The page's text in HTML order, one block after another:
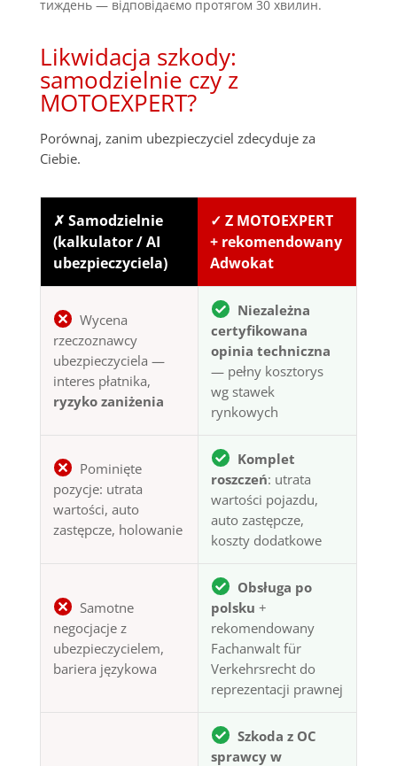
тиждень — відповідаємо протягом 30 хвилин.
Likwidacja szkody:
samodzielnie czy z
MOTOEXPERT?
Porównaj, zanim ubezpieczyciel zdecyduje za
Ciebie.
✗ Samodzielnie
(kalkulator / AI
ubezpieczyciela)
✓ Z MOTOEXPERT
+ rekomendowany
Adwokat
Wycena
rzeczoznawcy
ubezpieczyciela —
interes płatnika,
ryzyko zaniżenia
Niezależna
certyfikowana
opinia techniczna
— pełny kosztorys
wg stawek
rynkowych
Pominięte
pozycje: utrata
wartości, auto
zastępcze, holowanie
Komplet
roszczeń: utrata
wartości pojazdu,
auto zastępcze,
koszty dodatkowe
Samotne
negocjacje z
ubezpieczycielem,
bariera językowa
Obsługa po
polsku +
rekomendowany
Fachanwalt für
Verkehrsrecht do
reprezentacji prawnej
Szkoda z OC
sprawcy w